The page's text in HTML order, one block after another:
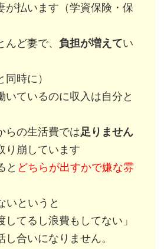
が払います（学資保険・保
んど妻で、 負担が増えてい
同時に）
いているのに収入は自分と
らの生活費では足りません
り崩しています
と どちらが出すかで嫌な雰
いというと
してるし浪費もしてない」
し合いになりません。